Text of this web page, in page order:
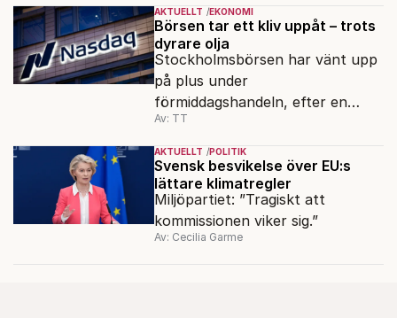
AKTUELLT EKONOMI
Börsen tar ett kliv uppåt – trots
dyrare olja
Stockholmsbörsen har vänt upp
på plus under
förmiddagshandeln, efter en
inledning nedåt – trots ett högre
oljepris och AI-oro.
Av: TT
AKTUELLT POLITIK
Svensk besvikelse över EU:s
lättare klimatregler
Miljöpartiet: ”Tragiskt att
kommissionen viker sig.”
Av: Cecilia Garme